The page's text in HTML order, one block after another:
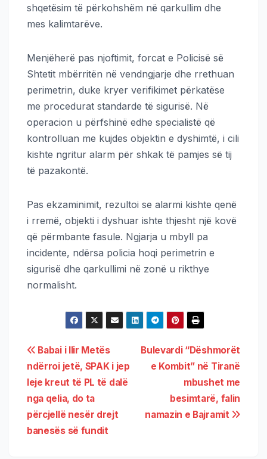
shqetësim të përkohshëm në qarkullim dhe
mes kalimtarëve.
Menjëherë pas njoftimit, forcat e Policisë së
Shtetit mbërritën në vendngjarje dhe rrethuan
perimetrin, duke kryer verifikimet përkatëse
me procedurat standarde të sigurisë. Në
operacion u përfshinë edhe specialistë që
kontrolluan me kujdes objektin e dyshimtë, i cili
kishte ngritur alarm për shkak të pamjes së tij
të pazakontë.
Pas ekzaminimit, rezultoi se alarmi kishte qenë
i rremë, objekti i dyshuar ishte thjesht një kovë
që përmbante fasule. Ngjarja u mbyll pa
incidente, ndërsa policia hoqi perimetrin e
sigurisë dhe qarkullimi në zonë u rikthye
normalisht.
Bulevardi “Dëshmorët
e Kombit” në Tiranë
mbushet me
besimtarë, falin
namazin e Bajramit
Babai i Ilir Metës
ndërroi jetë, SPAK i jep
leje kreut të PL të dalë
nga qelia, do ta
përcjellë nesër drejt
banesës së fundit